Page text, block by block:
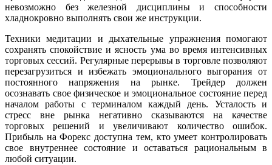
невозможно без железной дисциплины и способности
хладнокровно выполнять свои же инструкции.
Техники медитации и дыхательные упражнения помогают
сохранять спокойствие и ясность ума во время интенсивных
торговых сессий. Регулярные перерывы в торговле позволяют
перезагрузиться и избежать эмоционального выгорания от
постоянного напряжения на рынке. Трейдер должен
осознавать свое физическое и эмоциональное состояние перед
началом работы с терминалом каждый день. Усталость и
стресс вне рынка негативно сказываются на качестве
торговых решений и увеличивают количество ошибок.
Прибыль на Форекс доступна тем, кто умеет контролировать
свое внутреннее состояние и оставаться рациональным в
любой ситуации.